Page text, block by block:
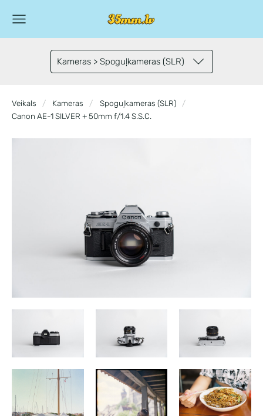
Kameras > Spoguļkameras (SLR)
Veikals Kameras
Spoguļkameras (SLR)
Canon AE-1 SILVER + 50mm f/1.4 S.S.C.